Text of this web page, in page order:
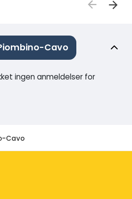
Cavo
ingen anmeldelser for
Cavo